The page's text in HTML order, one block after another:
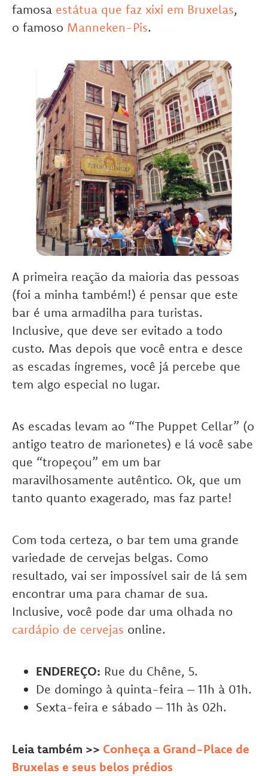
famosa estátua que faz xixi em Bruxelas,
o famoso Manneken-Pis.
A primeira reação da maioria das pessoas
(foi a minha também!) é pensar que este
bar é uma armadilha para turistas.
Inclusive, que deve ser evitado a todo
custo. Mas depois que você entra e desce
as escadas íngremes, você já percebe que
tem algo especial no lugar.
As escadas levam ao “The Puppet Cellar” (o
antigo teatro de marionetes) e lá você sabe
que “tropeçou” em um bar
maravilhosamente autêntico. Ok, que um
tanto quanto exagerado, mas faz parte!
Com toda certeza, o bar tem uma grande
variedade de cervejas belgas. Como
resultado, vai ser impossível sair de lá sem
encontrar uma para chamar de sua.
Inclusive, você pode dar uma olhada no
cardápio de cervejas online.
ENDEREÇO: Rue du Chêne, 5.
De domingo à quinta-feira – 11h à 01h.
Sexta-feira e sábado – 11h às 02h.
Leia também >> Conheça a Grand-Place de
Bruxelas e seus belos prédios